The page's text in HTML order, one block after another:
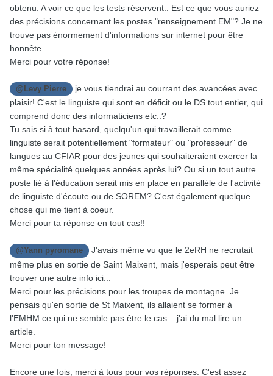
obtenu. A voir ce que les tests réservent.. Est ce que vous auriez
des précisions concernant les postes "renseignement EM"? Je ne
trouve pas énormement d'informations sur internet pour être
honnête.
Merci pour votre réponse!
@Levy Pierre
je vous tiendrai au courrant des avancées avec
plaisir! C'est le linguiste qui sont en déficit ou le DS tout entier, qui
comprend donc des informaticiens etc..?
Tu sais si à tout hasard, quelqu'un qui travaillerait comme
linguiste serait potentiellement "formateur" ou "professeur" de
langues au CFIAR pour des jeunes qui souhaiteraient exercer la
même spécialité quelques années après lui? Ou si un tout autre
poste lié à l'éducation serait mis en place en parallèle de l'activité
de linguiste d'écoute ou de SOREM? C'est également quelque
chose qui me tient à coeur.
Merci pour ta réponse en tout cas!!
@Yann pyromane
J'avais même vu que le 2eRH ne recrutait
même plus en sortie de Saint Maixent, mais j'esperais peut être
trouver une autre info ici...
Merci pour les précisions pour les troupes de montagne. Je
pensais qu'en sortie de St Maixent, ils allaient se former à
l'EMHM ce qui ne semble pas être le cas... j'ai du mal lire un
article.
Merci pour ton message!
Encore une fois, merci à tous pour vos réponses. C'est assez